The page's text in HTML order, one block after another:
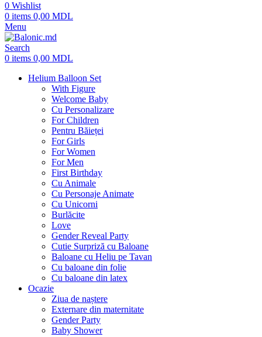
0 Wishlist
0 items 0,00 MDL
Menu
Search
0 items 0,00 MDL
Helium Balloon Set
With Figure
Welcome Baby
Cu Personalizare
For Children
Pentru Băieței
For Girls
For Women
For Men
First Birthday
Cu Animale
Cu Personaje Animate
Cu Unicorni
Burlăcite
Love
Gender Reveal Party
Cutie Surpriză cu Baloane
Baloane cu Heliu pe Tavan
Cu baloane din folie
Cu baloane din latex
Ocazie
Ziua de naștere
Externare din maternitate
Gender Party
Baby Shower